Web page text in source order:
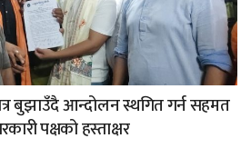
बुझाउँदै आन्दोलन स्थगित गर्न सहमत
पक्षको हस्ताक्षर